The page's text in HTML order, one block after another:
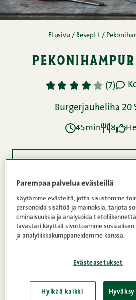
Etusivu / Reseptit /
1 2 3 4 5 (7)
Burgerjauheliha 20
45min 8
Ohje
Ravintosisältö
Pekonihampurilainen on
kuningas. Herra Snellmanin
Parempaa palvelua evästeillä
Käytämme evästeitä, jotta sivustomme
personoida sisältöä ja mainoksia, tarjota
ominaisuuksia ja analysoida
tavastasi käyttää sivustoamme sosiaalisen
ja analytiikkakumppaneidemme kanssa.
Evästeasetukset
Hylkää kaikki